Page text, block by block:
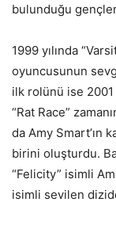
bulunduğu
1999 yılında
oyuncusunun
ilk rolünü ise 2001
“Rat Race”
da Amy Smart’ın
birini oluşturdu.
“Felicity” isimli
isimli sevilen